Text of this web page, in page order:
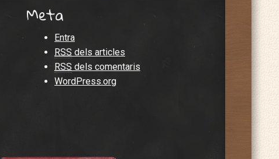
Meta
Entra
RSS dels articles
RSS dels comentaris
WordPress.org